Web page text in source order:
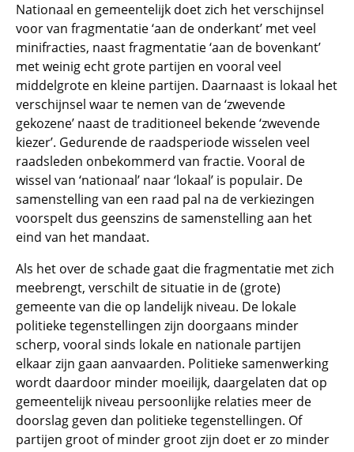
Nationaal en gemeentelijk doet zich het verschijnsel
voor van fragmentatie ‘aan de onderkant’ met veel
minifracties, naast fragmentatie ‘aan de bovenkant’
met weinig echt grote partijen en vooral veel
middelgrote en kleine partijen. Daarnaast is lokaal het
verschijnsel waar te nemen van de ‘zwevende
gekozene’ naast de traditioneel bekende ‘zwevende
kiezer’. Gedurende de raadsperiode wisselen veel
raadsleden onbekommerd van fractie. Vooral de
wissel van ‘nationaal’ naar ‘lokaal’ is populair. De
samenstelling van een raad pal na de verkiezingen
voorspelt dus geenszins de samenstelling aan het
eind van het mandaat.
Als het over de schade gaat die fragmentatie met zich
meebrengt, verschilt de situatie in de (grote)
gemeente van die op landelijk niveau. De lokale
politieke tegenstellingen zijn doorgaans minder
scherp, vooral sinds lokale en nationale partijen
elkaar zijn gaan aanvaarden. Politieke samenwerking
wordt daardoor minder moeilijk, daargelaten dat op
gemeentelijk niveau persoonlijke relaties meer de
doorslag geven dan politieke tegenstellingen. Of
partijen groot of minder groot zijn doet er zo minder